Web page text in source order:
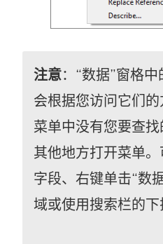
注意：“数据”窗格
会根据您访问它们
菜单中没有您要查
其他地方打开菜单
字段、右键单击“数
域或使用搜索栏的下